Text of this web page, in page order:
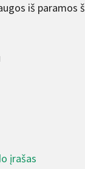
iš paramos
įrašas